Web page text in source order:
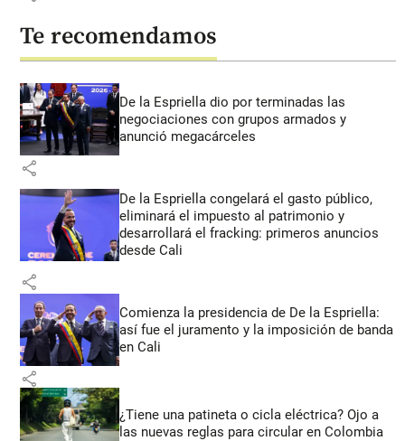
Te recomendamos
De la Espriella dio por terminadas las
negociaciones con grupos armados y
anunció megacárceles
share
De la Espriella congelará el gasto público,
eliminará el impuesto al patrimonio y
desarrollará el fracking: primeros anuncios
desde Cali
share
Comienza la presidencia de De la Espriella:
así fue el juramento y la imposición de banda
en Cali
share
¿Tiene una patineta o cicla eléctrica? Ojo a
las nuevas reglas para circular en Colombia